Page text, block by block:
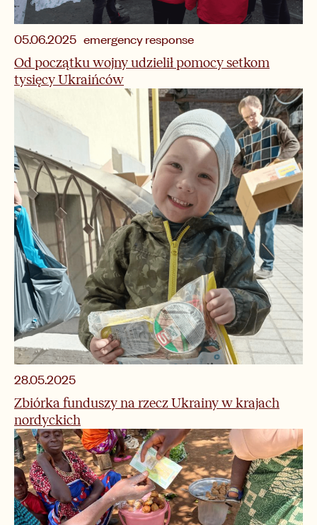
05.06.2025 emergency response
Od początku wojny udzielił pomocy setkom
tysięcy Ukraińców
28.05.2025
Zbiórka funduszy na rzecz Ukrainy w krajach
nordyckich